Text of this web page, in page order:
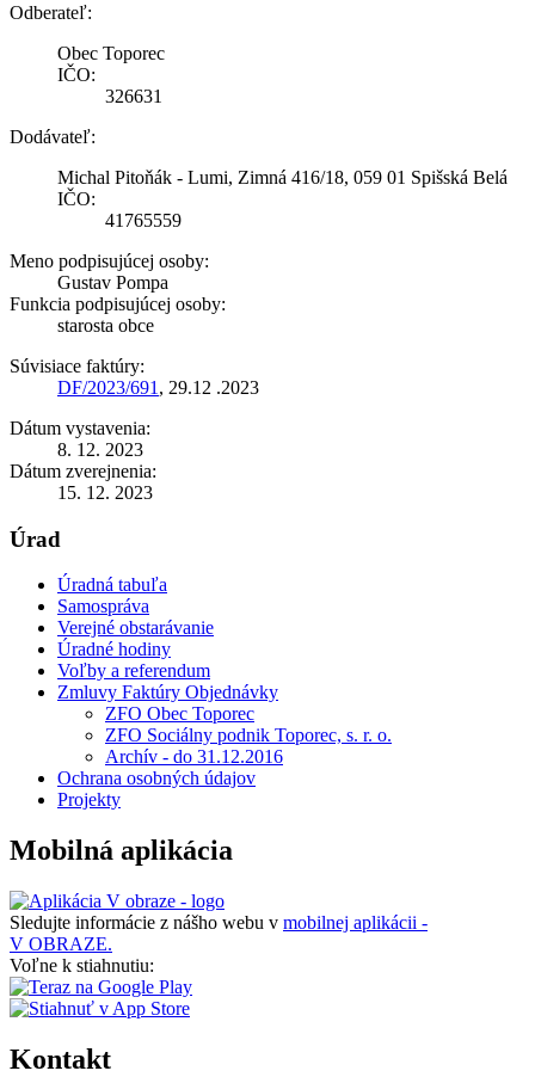
Odberateľ:
Obec Toporec
IČO:
326631
Dodávateľ:
Michal Pitoňák - Lumi, Zimná 416/18, 059 01 Spišská Belá
IČO:
41765559
Meno podpisujúcej osoby:
Gustav Pompa
Funkcia podpisujúcej osoby:
starosta obce
Súvisiace faktúry:
DF/2023/691 , 29.12 .2023
Dátum vystavenia:
8. 12. 2023
Dátum zverejnenia:
15. 12. 2023
Úrad
Úradná tabuľa
Samospráva
Verejné obstarávanie
Úradné hodiny
Voľby a referendum
Zmluvy Faktúry Objednávky
ZFO Obec Toporec
ZFO Sociálny podnik Toporec, s. r. o.
Archív - do 31.12.2016
Ochrana osobných údajov
Projekty
Mobilná aplikácia
Sledujte informácie z nášho webu v mobilnej aplikácii -
V OBRAZE.
Voľne k stiahnutiu:
Kontakt